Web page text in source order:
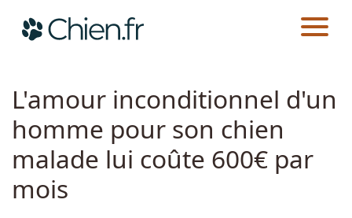
Races
CHIEN.FR ACTUALITÉS
L'amour inconditionnel d'un
homme pour son chien
malade lui coûte 600€ par
mois